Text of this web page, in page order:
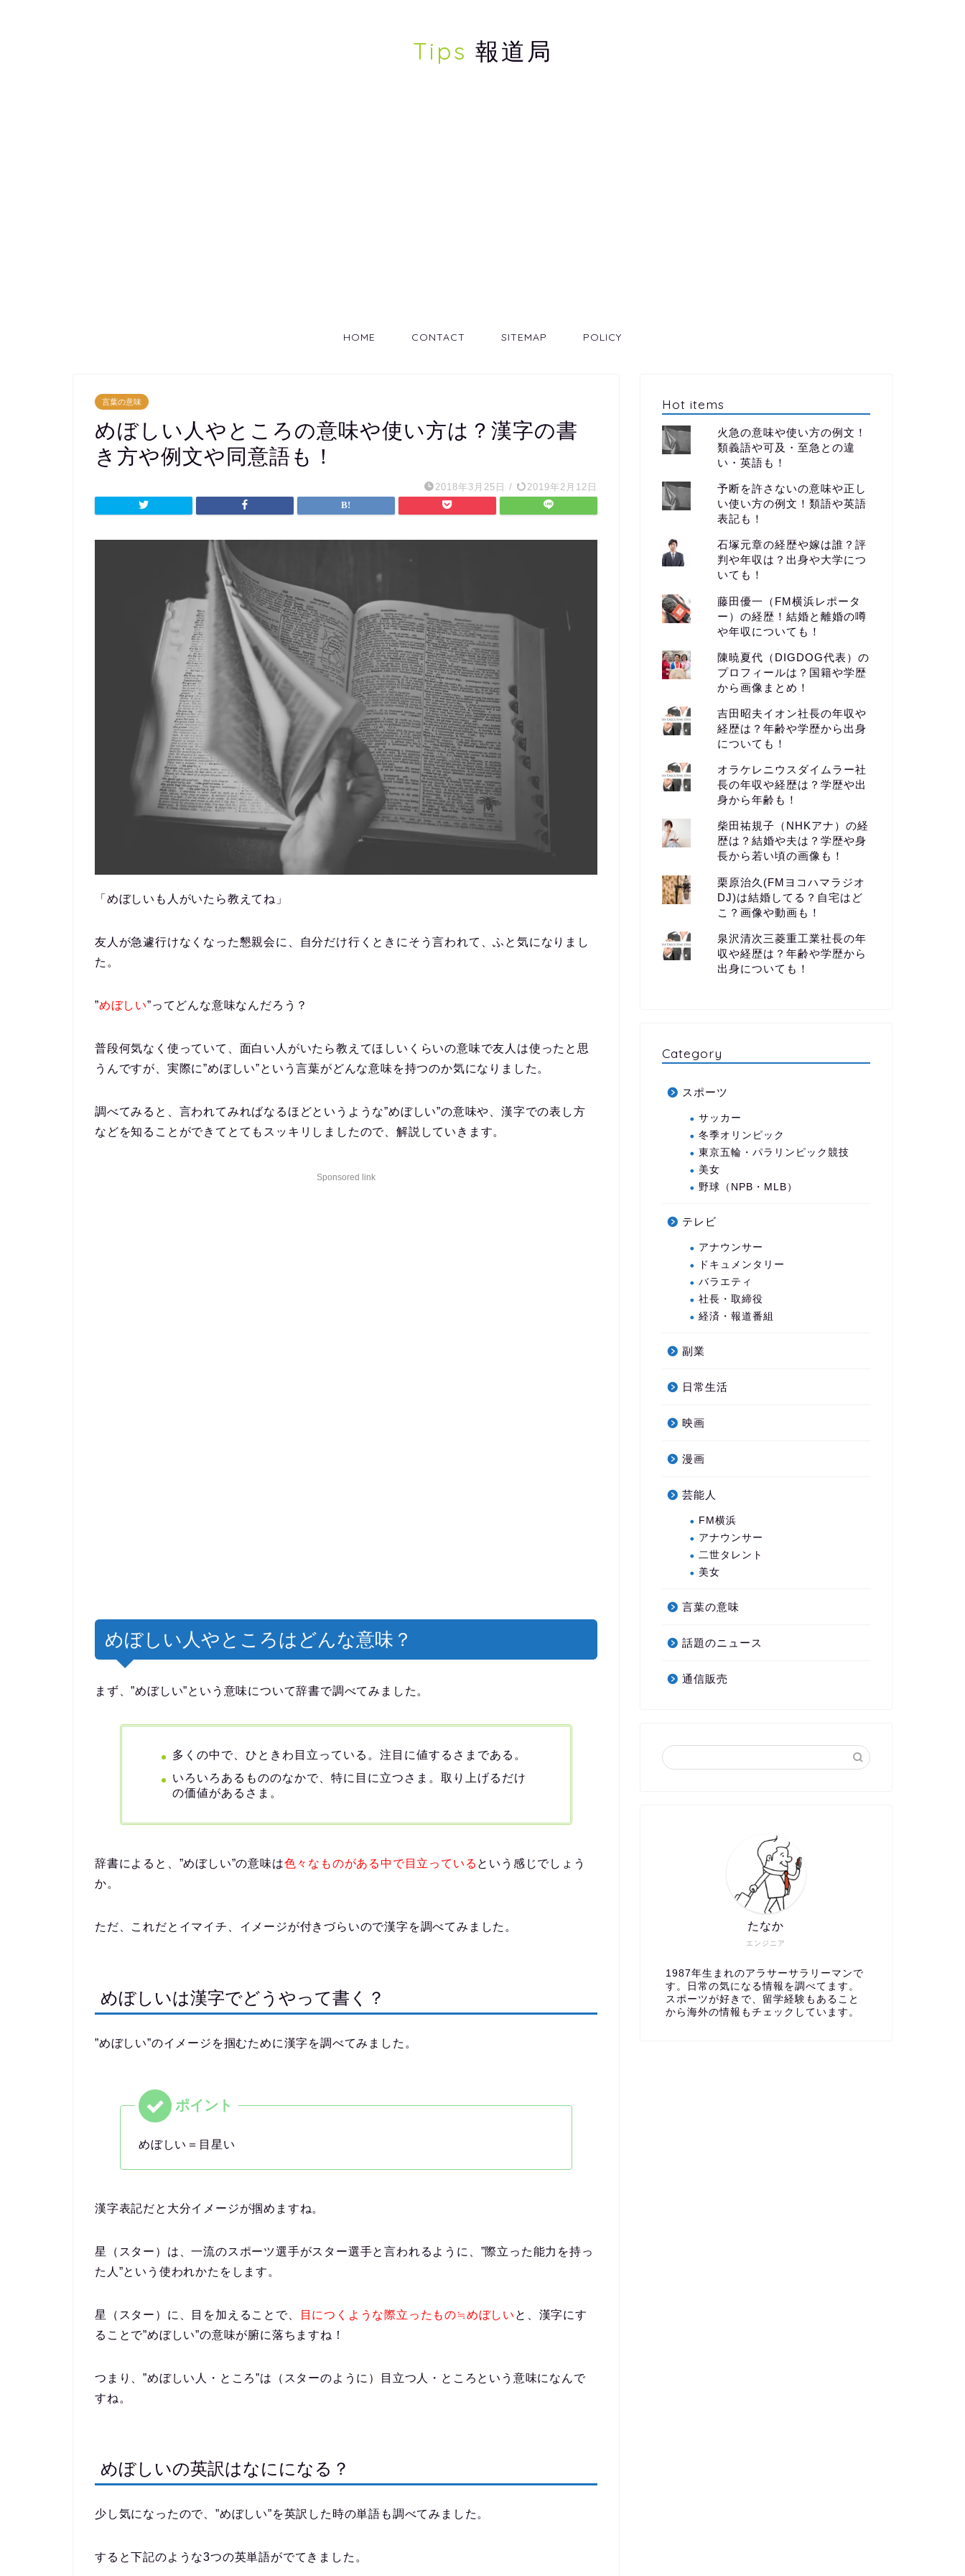
Tips 報道局
HOME CONTACT SITEMAP POLICY
言葉の意味
めぼしい人やところの意味や使い方は？漢字の書
き方や例文や同意語も！
2018年3月25日 / 2019年2月12日
「めぼしいも人がいたら教えてね」
友人が急遽行けなくなった懇親会に、自分だけ行くときにそう言われて、ふと気になりまし
た。
”めぼしい”ってどんな意味なんだろう？
普段何気なく使っていて、面白い人がいたら教えてほしいくらいの意味で友人は使ったと思
うんですが、実際に”めぼしい”という言葉がどんな意味を持つのか気になりました。
調べてみると、 言われてみればなるほどというような”めぼしい”の意味や、漢字での表し方
などを知ることができてとてもスッキリしましたので、解説していきます。
Sponsored link
めぼしい人やところはどんな意味？
まず、”めぼしい”という意味について辞書で調べてみました。
多くの中で、ひときわ目立っている。注目に値するさまである。
いろいろあるもののなかで、特に目に立つさま。取り上げるだけ
の価値があるさま。
辞書によると、”めぼしい”の意味は色々なものがある中で目立っている という感じでしょう
か。
ただ、これだとイマイチ、イメージが付きづらいので漢字を調べてみました。
めぼしいは漢字でどうやって書く？
”めぼしい”のイメージを掴むために漢字を調べてみました。
めぼしい＝目星い
漢字表記だと大分イメージが掴めますね。
星（スター）は、一流のスポーツ選手がスター選手と言われるように、”際立った能力を持っ
た人”という使われかたをします。
星（スター）に、目を加えることで、 目につくような際立ったもの≒めぼしい と、 漢字にす
ることで”めぼしい”の意味が腑に落ちますね！
つまり、”めぼしい人・ところ”は（スターのように）目立つ人・ところという意味になんで
すね。
めぼしいの英訳はなにになる？
少し気になったので、”めぼしい”を英訳した時の単語も調べてみました。
すると下記のような3つの英単語がでてきました。
Hot items
火急の意味や使い方の例文！
類義語や可及・至急との違
い・英語も！
予断を許さないの意味や正し
い使い方の例文！類語や英語
表記も！
石塚元章の経歴や嫁は誰？評
判や年収は？出身や大学につ
いても！
藤田優一（FM横浜レポータ
ー）の経歴！結婚と離婚の噂
や年収についても！
陳暁夏代（DIGDOG代表）の
プロフィールは？国籍や学歴
から画像まとめ！
吉田昭夫イオン社長の年収や
経歴は？年齢や学歴から出身
についても！
オラケレニウスダイムラー社
長の年収や経歴は？学歴や出
身から年齢も！
柴田祐規子（NHKアナ）の経
歴は？結婚や夫は？学歴や身
長から若い頃の画像も！
栗原治久(FMヨコハマラジオ
DJ)は結婚してる？自宅はど
こ？画像や動画も！
泉沢清次三菱重工業社長の年
収や経歴は？年齢や学歴から
出身についても！
Category
スポーツ
サッカー
冬季オリンピック
東京五輪・パラリンピック競技
美女
野球（NPB・MLB）
テレビ
アナウンサー
ドキュメンタリー
バラエティ
社長・取締役
経済・報道番組
副業
日常生活
映画
漫画
芸能人
FM横浜
アナウンサー
二世タレント
美女
言葉の意味
話題のニュース
通信販売
エンジニア
たなか
1987年生まれのアラサーサラリーマンで
す。日常の気になる情報を調べてます。
スポーツが好きで、留学経験もあること
から海外の情報もチェックしています。